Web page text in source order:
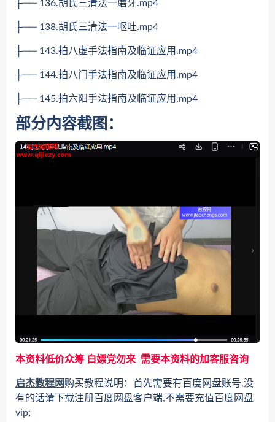
├── 136.胡氏三清法一磨牙.mp4
├── 138.胡氏三清法一呕吐.mp4
├── 143.拍八虚手法指南及临证应用.mp4
├── 144.拍八门手法指南及临证应用.mp4
├── 145.拍六阳手法指南及临证应用.mp4
部分内容截图：
本资料低价众筹 白嫖党勿来 需要本资料的加客服咨询
启杰教程网购买教程说明：首先需要有百度网盘账号,没
有的话请下载注册百度网盘客户端,不需要充值百度网盘
vip;